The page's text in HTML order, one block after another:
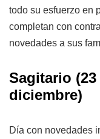
todo su esfuerzo en
completan con
novedades a sus
Sagitario
diciembre)
Día con novedades